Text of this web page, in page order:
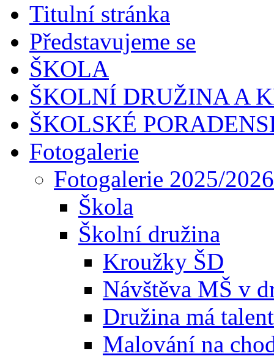
Titulní stránka
Představujeme se
ŠKOLA
ŠKOLNÍ DRUŽINA A
ŠKOLSKÉ
Fotogalerie
Fotogalerie 2025/2026
Škola
Školní družina
Kroužky ŠD
Návštěva MŠ v
Družina má
Malování na